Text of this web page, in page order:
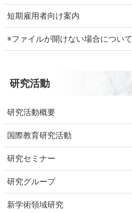
短期雇用者向け案内
※ファイルが開けない場合について
研究活動
研究活動概要
国際教育研究活動
研究セミナー
研究グループ
新学術領域研究